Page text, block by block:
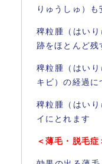
りゅうしゅ）も
稗粒腫（はいり
跡をほとんど残
稗粒腫（はい
キビ）の経過に
稗粒腫（はい
イにとれます
＜薄毛・脱毛症